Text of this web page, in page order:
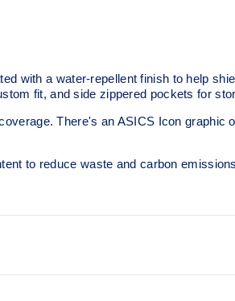
with a water-repellent finish to help
fit, and side zippered pockets for
There's an ASICS Icon graphic
to reduce waste and carbon